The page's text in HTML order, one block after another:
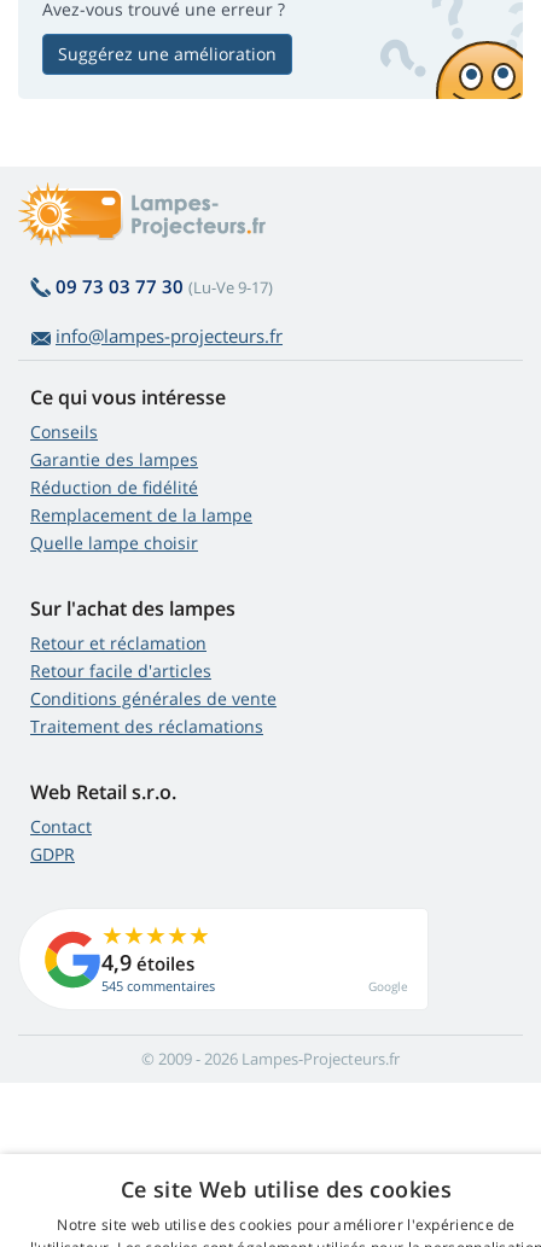
Avez-vous trouvé une erreur ?
Suggérez une amélioration
09 73 03 77 30 (Lu-Ve 9-17)
info@lampes-projecteurs.fr
Ce qui vous intéresse
Conseils
Garantie des lampes
Réduction de fidélité
Remplacement de la lampe
Quelle lampe choisir
Sur l'achat des lampes
Retour et réclamation
Retour facile d'articles
Conditions générales de vente
Traitement des réclamations
Web Retail s.r.o.
Contact
GDPR
4,9 étoiles
545 commentaires Google
© 2009 - 2026 Lampes-Projecteurs.fr
Ce site Web utilise des cookies
Notre site web utilise des cookies pour améliorer l'expérience de